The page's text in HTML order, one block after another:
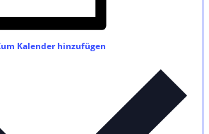
Kalender hinzufügen